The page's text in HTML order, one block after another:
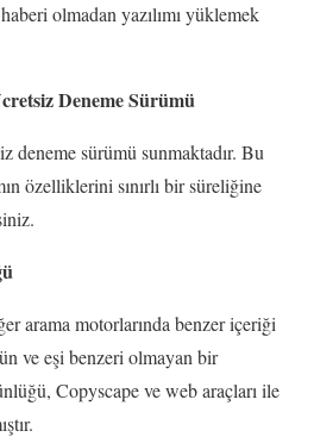
olmadan yazılımı yüklemek
Deneme Sürümü
deneme sürümü sunmaktadır. Bu
özelliklerini sınırlı bir süreliğine
arama motorlarında benzer içeriği
ve eşi benzeri olmayan bir
Copyscape ve web araçları ile